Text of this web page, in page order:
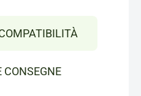
CONSEGNE